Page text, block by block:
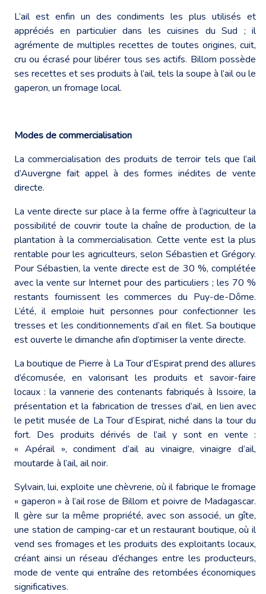
L’ail est enfin un des condiments les plus utilisés et
appréciés en particulier dans les cuisines du Sud ; il
agrémente de multiples recettes de toutes origines, cuit,
cru ou écrasé pour libérer tous ses actifs. Billom possède
ses recettes et ses produits à l’ail, tels la soupe à l’ail ou le
gaperon, un fromage local.
Modes de commercialisation
La commercialisation des produits de terroir tels que l’ail
d’Auvergne fait appel à des formes inédites de vente
directe.
La vente directe sur place à la ferme offre à l’agriculteur la
possibilité de couvrir toute la chaîne de production, de la
plantation à la commercialisation. Cette vente est la plus
rentable pour les agriculteurs, selon Sébastien et Grégory.
Pour Sébastien, la vente directe est de 30 %, complétée
avec la vente sur Internet pour des particuliers ; les 70 %
restants fournissent les commerces du Puy-de-Dôme.
L’été, il emploie huit personnes pour confectionner les
tresses et les conditionnements d’ail en filet. Sa boutique
est ouverte le dimanche afin d’optimiser la vente directe.
La boutique de Pierre à La Tour d’Espirat prend des allures
d’écomusée, en valorisant les produits et savoir-faire
locaux : la vannerie des contenants fabriqués à Issoire, la
présentation et la fabrication de tresses d’ail, en lien avec
le petit musée de La Tour d’Espirat, niché dans la tour du
fort. Des produits dérivés de l’ail y sont en vente :
« Apérail », condiment d’ail au vinaigre, vinaigre d’ail,
moutarde à l’ail, ail noir.
Sylvain, lui, exploite une chèvrerie, où il fabrique le fromage
« gaperon » à l’ail rose de Billom et poivre de Madagascar.
Il gère sur la même propriété, avec son associé, un gîte,
une station de camping-car et un restaurant boutique, où il
vend ses fromages et les produits des exploitants locaux,
créant ainsi un réseau d’échanges entre les producteurs,
mode de vente qui entraîne des retombées économiques
significatives.